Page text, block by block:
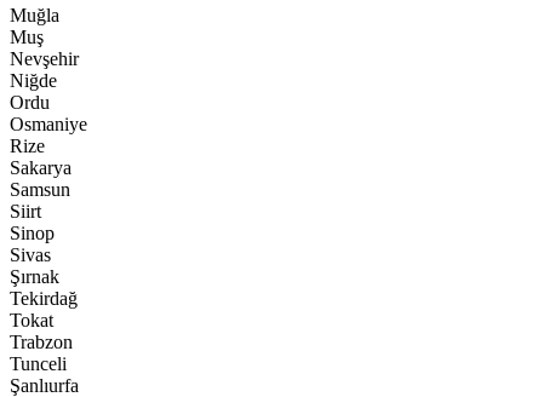
Muğla
Muş
Nevşehir
Niğde
Ordu
Osmaniye
Rize
Sakarya
Samsun
Siirt
Sinop
Sivas
Şırnak
Tekirdağ
Tokat
Trabzon
Tunceli
Şanlıurfa